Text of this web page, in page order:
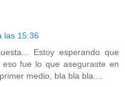
las 15:36
Estoy esperando que
fue lo que aseguraste en
medio, bla bla bla....